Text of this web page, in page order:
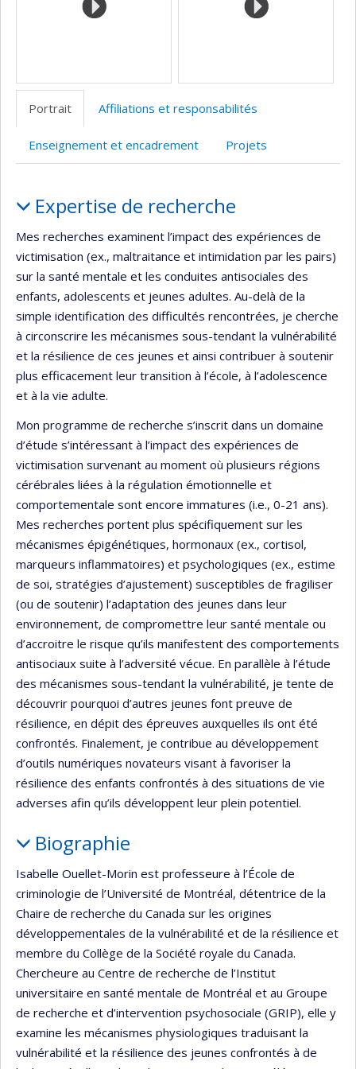
Portrait Affiliations et responsabilités
Enseignement et encadrement Projets
Expertise de recherche
Mes recherches examinent l’impact des expériences de
victimisation (ex., maltraitance et intimidation par les pairs)
sur la santé mentale et les conduites antisociales des
enfants, adolescents et jeunes adultes. Au-delà de la
simple identification des difficultés rencontrées, je cherche
à circonscrire les mécanismes sous-tendant la vulnérabilité
et la résilience de ces jeunes et ainsi contribuer à soutenir
plus efficacement leur transition à l’école, à l’adolescence
et à la vie adulte.
Mon programme de recherche s’inscrit dans un domaine
d’étude s’intéressant à l’impact des expériences de
victimisation survenant au moment où plusieurs régions
cérébrales liées à la régulation émotionnelle et
comportementale sont encore immatures (i.e., 0-21 ans).
Mes recherches portent plus spécifiquement sur les
mécanismes épigénétiques, hormonaux (ex., cortisol,
marqueurs inflammatoires) et psychologiques (ex., estime
de soi, stratégies d’ajustement) susceptibles de fragiliser
(ou de soutenir) l’adaptation des jeunes dans leur
environnement, de compromettre leur santé mentale ou
d’accroitre le risque qu’ils manifestent des comportements
antisociaux suite à l’adversité vécue. En parallèle à l’étude
des mécanismes sous-tendant la vulnérabilité, je tente de
découvrir pourquoi d’autres jeunes font preuve de
résilience, en dépit des épreuves auxquelles ils ont été
confrontés. Finalement, je contribue au développement
d’outils numériques novateurs visant à favoriser la
résilience des enfants confrontés à des situations de vie
adverses afin qu’ils développent leur plein potentiel.
Biographie
Isabelle Ouellet-Morin est professeure à l’École de
criminologie de l’Université de Montréal, détentrice de la
Chaire de recherche du Canada sur les origines
développementales de la vulnérabilité et de la résilience et
membre du Collège de la Société royale du Canada.
Chercheure au Centre de recherche de l’Institut
universitaire en santé mentale de Montréal et au Groupe
de recherche et d’intervention psychosociale (GRIP), elle y
examine les mécanismes physiologiques traduisant la
vulnérabilité et la résilience des jeunes confrontés à de